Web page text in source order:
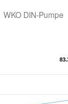
WKO DIN-Pumpe